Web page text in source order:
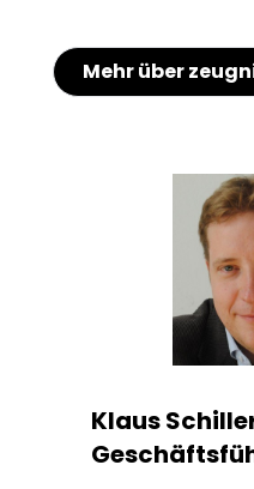
Mehr über
Klaus